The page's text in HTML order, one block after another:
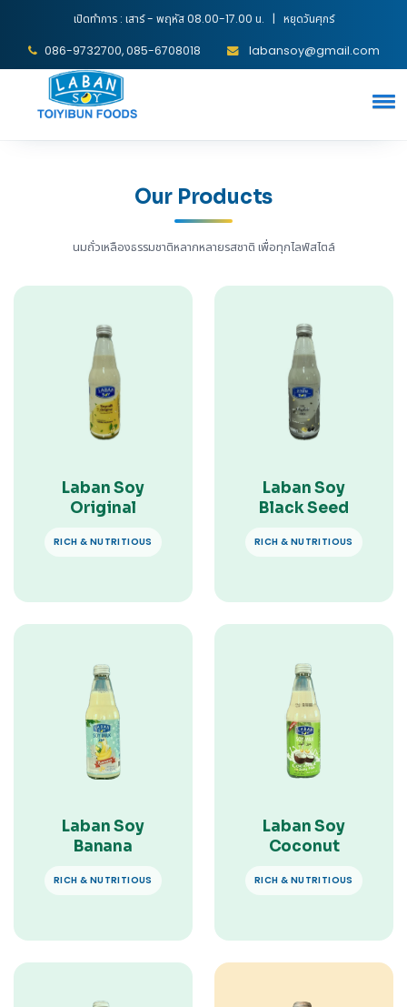
เปิดทำการ : เสาร์ - พฤหัส 08.00-17.00 น. | หยุดวันศุกร์
086-9732700, 085-6708018 labansoy@gmail.com
Our Products
นมถั่วเหลืองธรรมชาติหลากหลายรสชาติ เพื่อทุกไลฟ์สไตล์
Laban Soy
Original
RICH & NUTRITIOUS
Laban Soy
Black Seed
RICH & NUTRITIOUS
Laban Soy
Banana
RICH & NUTRITIOUS
Laban Soy
Coconut
RICH & NUTRITIOUS